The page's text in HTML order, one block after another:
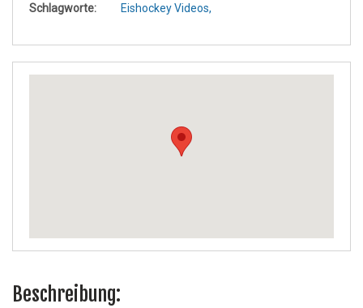
Schlagworte:
Eishockey Videos,
Beschreibung: